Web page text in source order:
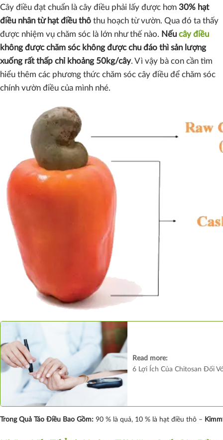
Cây điều đạt chuẩn là cây điều phải lấy được hơn 30% hạt
điều nhân từ hạt điều thô thu hoạch từ vườn. Qua đó ta thấy
được nhiệm vụ chăm sóc là lớn như thế nào. Nếu cây điều
không được chăm sóc không được chu đáo thì sản lượng
xuống rất thấp chỉ khoảng 50kg/cây. Vì vậy bà con cần tìm
hiểu thêm các phương thức chăm sóc cây điều để chăm sóc
chính vườn điều của mình nhé.
Read more:
6 Lợi Ích Của Chitosan Đối
Trong Quả Táo Điều Bao Gồm: 90 % là quả, 10 % là hạt điều thô –